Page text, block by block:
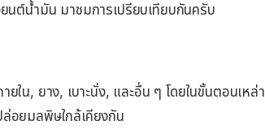
นต์น้ำมัน มาชมการเปรียบเทียบกันครับ
ใน, ยาง, เบาะนั่ง, และอื่น ๆ โดยในขั้นตอนเหล่า
อยมลพิษใกล้เคียงกัน